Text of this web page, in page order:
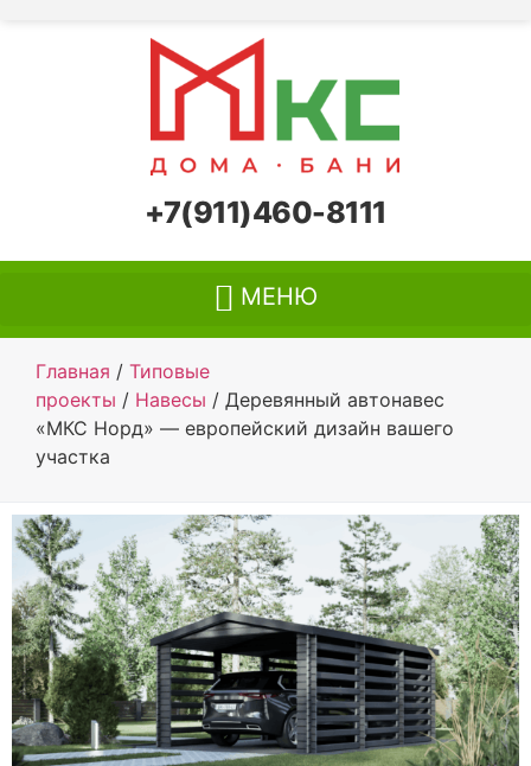
+7(911)460-8111
Главная / Типовые
проекты / Навесы / Деревянный автонавес
«МКС Норд» — европейский дизайн вашего
участка